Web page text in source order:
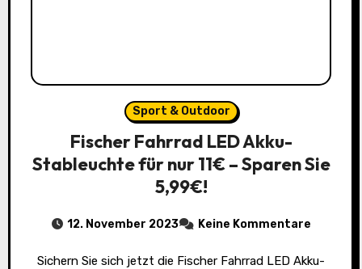
Sport & Outdoor
Fischer Fahrrad LED Akku-
Stableuchte für nur 11€ – Sparen Sie
5,99€!
12. November 2023 Keine Kommentare
Sichern Sie sich jetzt die Fischer Fahrrad LED Akku-